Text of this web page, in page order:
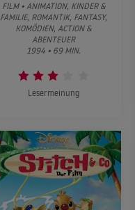
FILM • ANIMATION, KINDER &
FAMILIE, ROMANTIK, FANTASY,
KOMÖDIEN, ACTION &
ABENTEUER
1994 • 69 MIN.
Lesermeinung